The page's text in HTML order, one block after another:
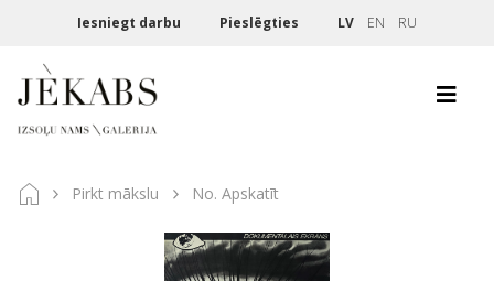
Iesniegt darbu Pieslēgties LV EN RU
Pirkt mākslu No. Apskatīt